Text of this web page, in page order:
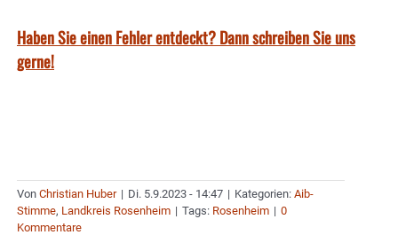
Haben Sie einen Fehler entdeckt? Dann schreiben Sie uns
gerne!
Von Christian Huber | Di. 5.9.2023 - 14:47 | Kategorien: Aib-
Stimme, Landkreis Rosenheim | Tags: Rosenheim | 0
Kommentare